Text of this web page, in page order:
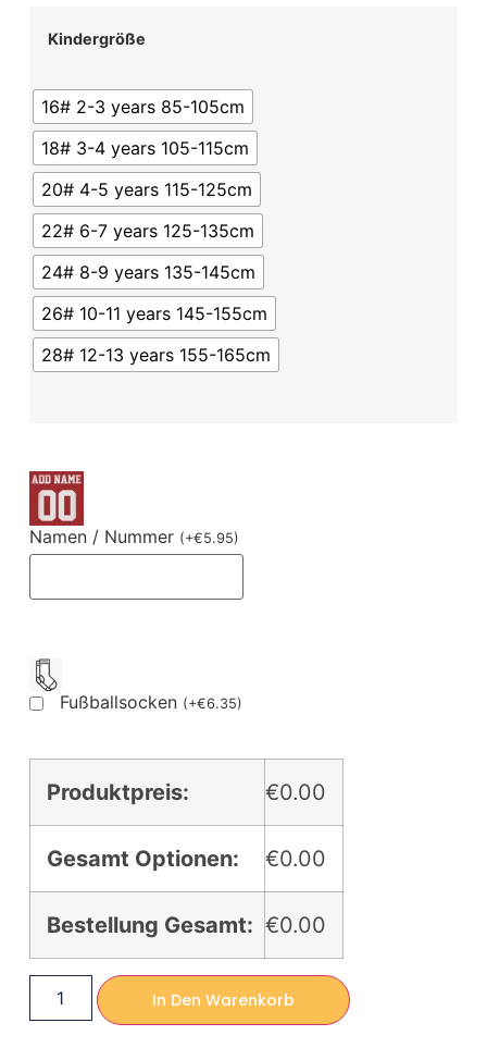
Kindergröße
16# 2-3 years 85-105cm
18# 3-4 years 105-115cm
20# 4-5 years 115-125cm
22# 6-7 years 125-135cm
24# 8-9 years 135-145cm
26# 10-11 years 145-155cm
28# 12-13 years 155-165cm
Namen / Nummer (+€5.95)
Fußballsocken (+€6.35)
Produktpreis: €0.00
Gesamt Optionen: €0.00
Bestellung Gesamt: €0.00
In Den Warenkorb